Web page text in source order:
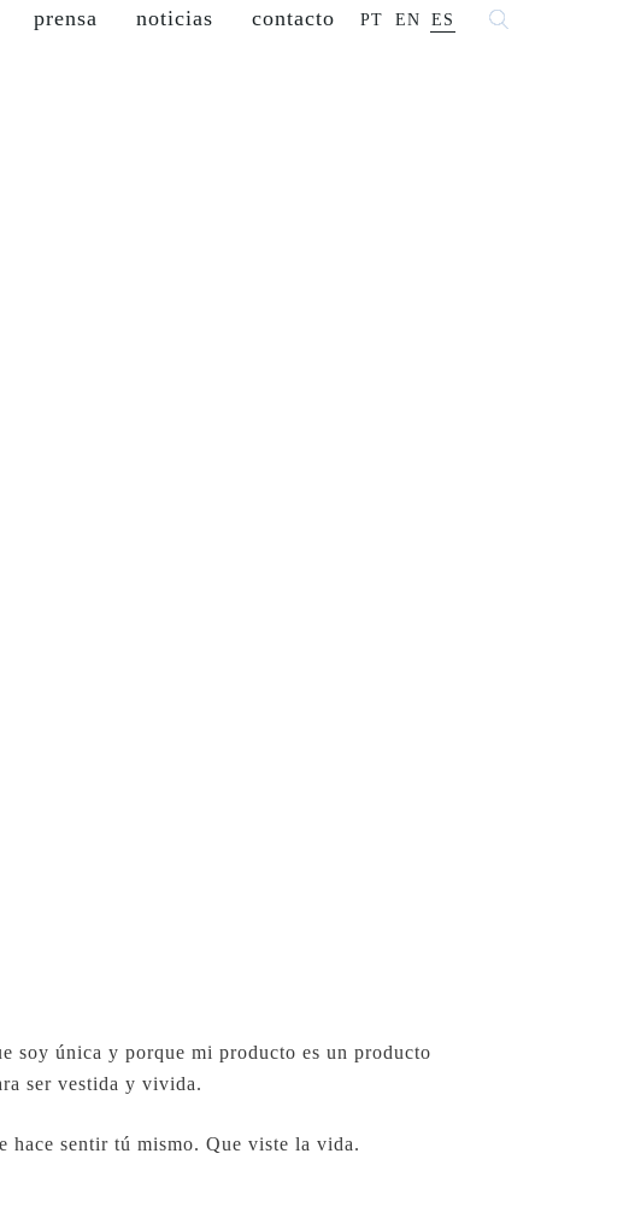
prensa noticias contacto PT EN ES
soy única y porque mi producto es un producto
ser vestida y vivida.
hace sentir tú mismo. Que viste la vida.